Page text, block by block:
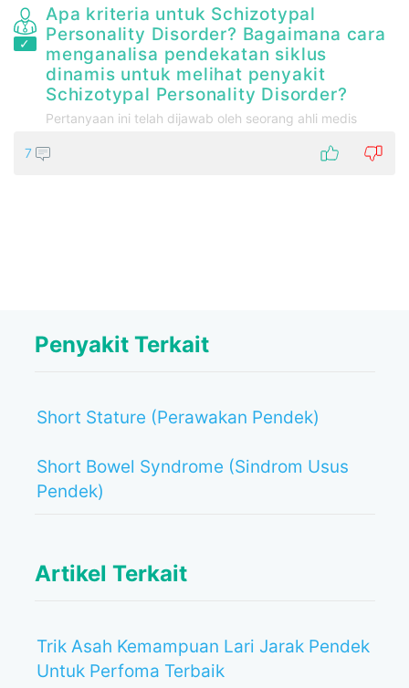
Apa kriteria untuk Schizotypal
Personality Disorder? Bagaimana cara
menganalisa pendekatan siklus
dinamis untuk melihat penyakit
Schizotypal Personality Disorder?
Pertanyaan ini telah dijawab oleh seorang ahli medis
7
Penyakit Terkait
Short Stature (Perawakan Pendek)
Short Bowel Syndrome (Sindrom Usus
Pendek)
Artikel Terkait
Trik Asah Kemampuan Lari Jarak Pendek
Untuk Perfoma Terbaik